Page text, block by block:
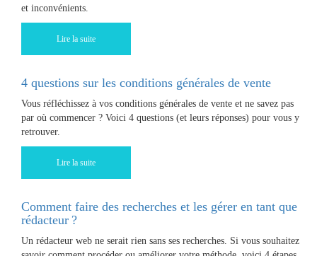
et inconvénients.
Lire la suite
4 questions sur les conditions générales de vente
Vous réfléchissez à vos conditions générales de vente et ne savez pas
par où commencer ? Voici 4 questions (et leurs réponses) pour vous y
retrouver.
Lire la suite
Comment faire des recherches et les gérer en tant que
rédacteur ?
Un rédacteur web ne serait rien sans ses recherches. Si vous souhaitez